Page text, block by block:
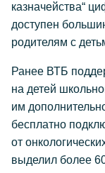
казначейства“
доступен
родителям с
Ранее ВТБ
на детей
им
бесплатно
от
выделил более